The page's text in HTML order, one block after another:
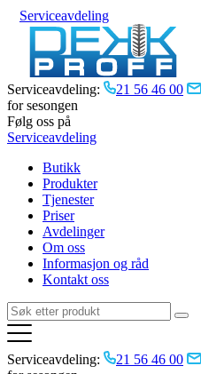
Serviceavdeling
Serviceavdeling: 21 56 46 00
for sesongen
Følg oss på
Serviceavdeling
Butikk
Produkter
Tjenester
Priser
Avdelinger
Om oss
Informasjon og råd
Kontakt oss
Serviceavdeling: 21 56 46 00